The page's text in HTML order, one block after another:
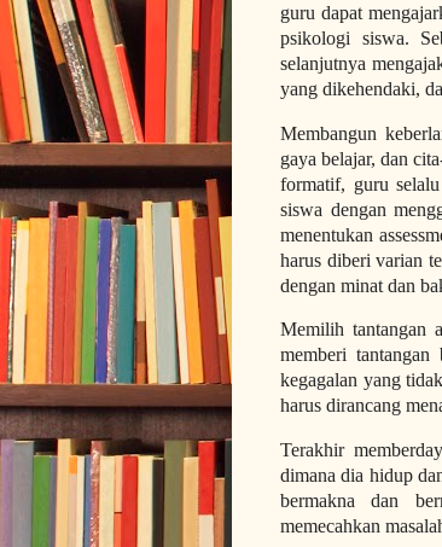
guru dapat
psikologi siswa.
selanjutnya
yang dikehendaki,
Membangun
gaya belajar, dan
formatif, guru
siswa dengan
menentukan
harus diberi varian
dengan minat dan
Memilih tantangan
memberi
kegagalan yang
harus dirancang
Terakhir
dimana dia hidup
bermakna dan
memecahkan